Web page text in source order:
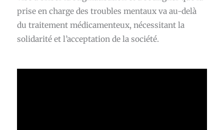
prise en charge des troubles mentaux va au-delà
du traitement médicamenteux, nécessitant la
solidarité et l’acceptation de la société.